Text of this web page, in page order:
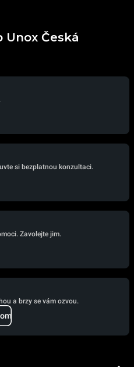
Česká
si bezplatnou konzultaci.
Zavolejte jim.
a brzy se vám ozvou.